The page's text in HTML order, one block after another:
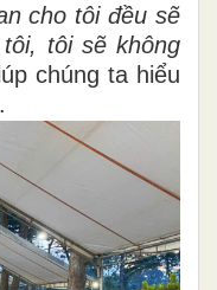
cho tôi đều sẽ
tôi sẽ không
chúng ta hiểu